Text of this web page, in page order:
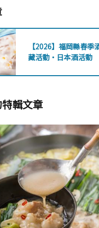
【2026】福岡縣春季
藏活動・日本酒活動
輯文章